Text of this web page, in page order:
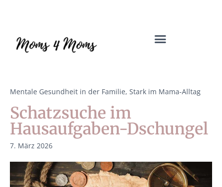
Mentale Gesundheit in der Familie, Stark im Mama-Alltag
Schatzsuche im
Hausaufgaben-Dschungel
7. März 2026